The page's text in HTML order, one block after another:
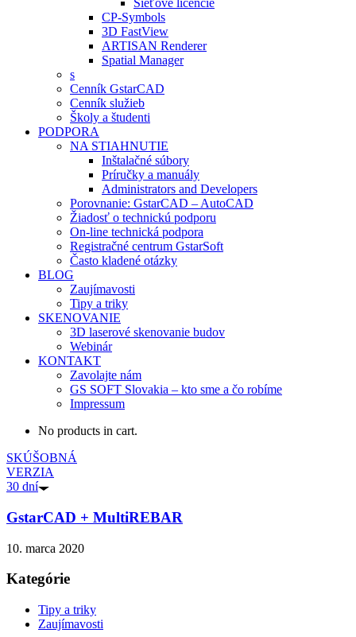
Sieťové licencie
CP-Symbols
3D FastView
ARTISAN Renderer
Spatial Manager
s
Cenník GstarCAD
Cenník služieb
Školy a študenti
PODPORA
NA STIAHNUTIE
Inštalačné súbory
Príručky a manuály
Administrators and Developers
Porovnanie: GstarCAD – AutoCAD
Žiadosť o technickú podporu
On-line technická podpora
Registračné centrum GstarSoft
Často kladené otázky
BLOG
Zaujímavosti
Tipy a triky
SKENOVANIE
3D laserové skenovanie budov
Webinár
KONTAKT
Zavolajte nám
GS SOFT Slovakia – kto sme a čo robíme
Impressum
No products in cart.
SKÚŠOBNÁ
VERZIA
30 dní
GstarCAD + MultiREBAR
10. marca 2020
Kategórie
Tipy a triky
Zaujímavosti